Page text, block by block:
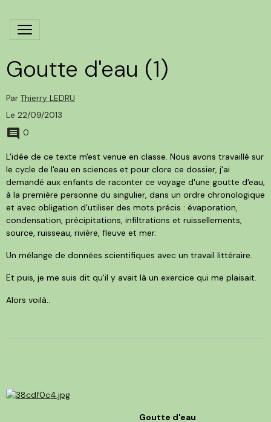
Goutte d'eau (1)
Par Thierry LEDRU
Le 22/09/2013
0
L'idée de ce texte m'est venue en classe. Nous avons travaillé sur
le cycle de l'eau en sciences et pour clore ce dossier, j'ai
demandé aux enfants de raconter ce voyage d'une goutte d'eau,
à la première personne du singulier, dans un ordre chronologique
et avec obligation d'utiliser des mots précis : évaporation,
condensation, précipitations, infiltrations et ruissellements,
source, ruisseau, rivière, fleuve et mer.
Un mélange de données scientifiques avec un travail littéraire.
Et puis, je me suis dit qu'il y avait là un exercice qui me plaisait.
Alors voilà..
Goutte d'eau